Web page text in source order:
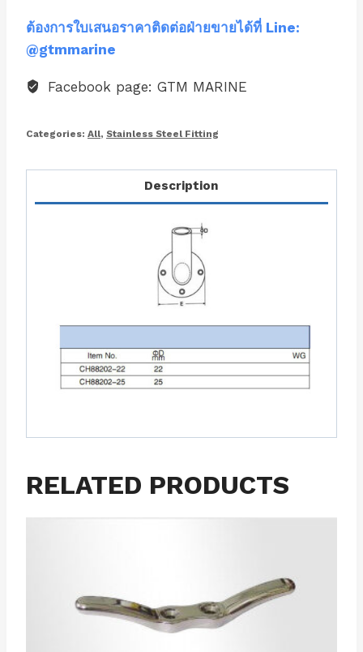
ต้องการใบเสนอราคาติดต่อฝ่ายขายได้ที่ Line:
@gtmmarine
Facebook page: GTM MARINE
Categories: All, Stainless Steel Fitting
Description
RELATED PRODUCTS